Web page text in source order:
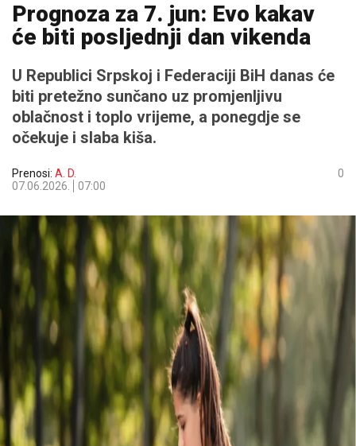
Prognoza za 7. jun: Evo kakav
će biti posljednji dan vikenda
U Republici Srpskoj i Federaciji BiH danas će
biti pretežno sunčano uz promjenljivu
oblačnost i toplo vrijeme, a ponegdje se
očekuje i slaba kiša.
Prenosi: A. D.
07.06.2026.
07:00
0